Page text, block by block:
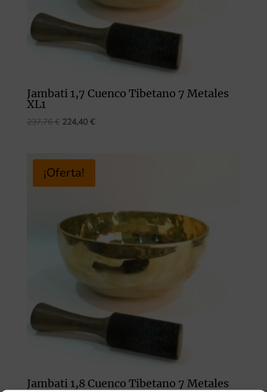
Jambati 1,7 Cuenco Tibetano 7 Metales
XL1
237,76€ El
era:
237,76 €.
224,40 €El
es:
¡Oferta!
Jambati 1,8 Cuenco Tibetano 7 Metales